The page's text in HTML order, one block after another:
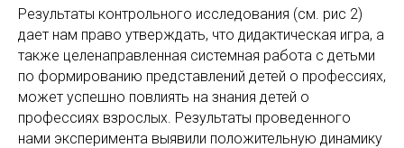
Результаты контрольного исследования (см. рис 2)
дает нам право утверждать, что дидактическая игра, а
также целенаправленная системная работа с детьми
по формированию представлений детей о профессиях,
может успешно повлиять на знания детей о
профессиях взрослых. Результаты проведенного
нами эксперимента выявили положительную динамику